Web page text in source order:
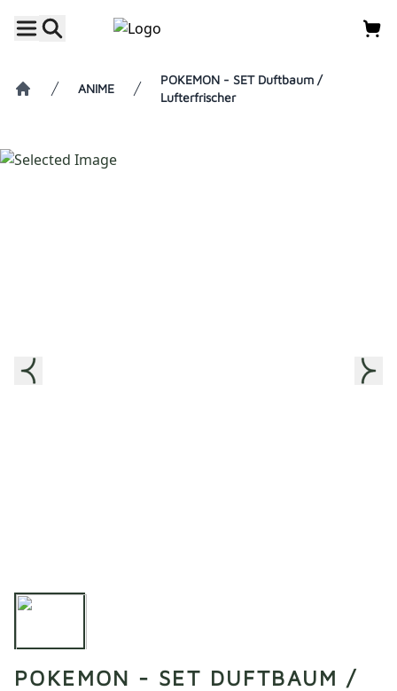
ANIME
POKEMON - SET Duftbaum /
Lufterfrischer
POKEMON - SET DUFTBAUM /